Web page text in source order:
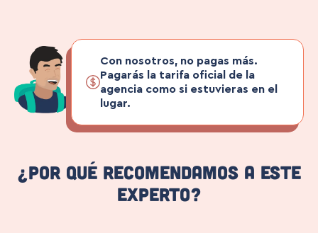
Con nosotros, no pagas más.
Pagarás la tarifa oficial de la
agencia como si estuvieras en el
lugar.
¿Por qué recomendamos a este
experto?